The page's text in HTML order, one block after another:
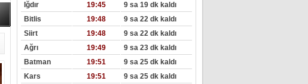
Iğdır
19:45
9 sa 19 dk kaldı
Bitlis
19:48
9 sa 22 dk kaldı
Siirt
19:48
9 sa 22 dk kaldı
Ağrı
19:49
9 sa 23 dk kaldı
Batman
19:51
9 sa 25 dk kaldı
Kars
19:51
9 sa 25 dk kaldı